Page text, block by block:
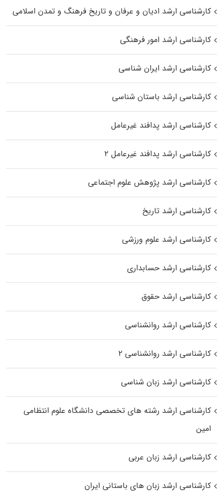
کارشناسی ارشد ادیان و عرفان و تاریخ فرهنگ و تمدن اسلامی
کارشناسی ارشد امور فرهنگی
کارشناسی ارشد ایران شناسی
کارشناسی ارشد باستان شناسی
کارشناسی ارشد پدافند غیرعامل
کارشناسی ارشد پدافند غیرعامل ۲
کارشناسی ارشد پژوهش علوم اجتماعی
کارشناسی ارشد تاریخ
کارشناسی ارشد علوم ورزشی
کارشناسی ارشد حسابداری
کارشناسی ارشد حقوق
کارشناسی ارشد روانشناسی
کارشناسی ارشد روانشناسی ۲
کارشناسی ارشد زبان شناسی
کارشناسی ارشد رﺷﺘﻪ ﻫﺎی تخصصی داﻧﺸﮕﺎه ﻋﻠﻮم انتظامی
اﻣﻴﻦ
کارشناسی ارشد زبان عربی
کارشناسی ارشد زبان‌ های باستانی ایران